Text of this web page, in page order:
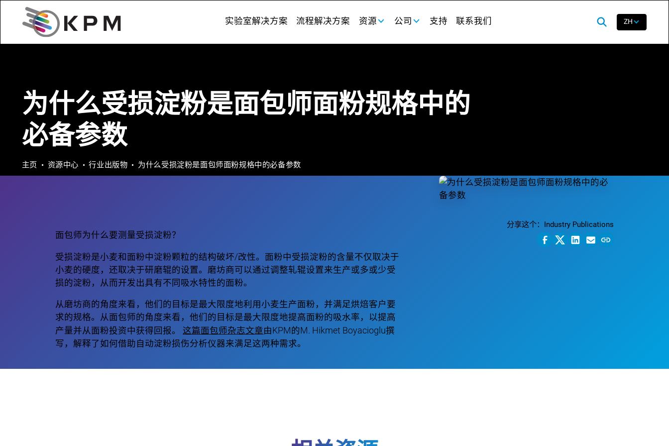
实验室解决方案 流程解决方案 资源 公司 支持 联系我们 ZH
为什么受损淀粉是面包师面粉规格中的
必备参数
主页 资源中心 行业出版物 为什么受损淀粉是面包师面粉规格中的必备参数
面包师为什么要测量受损淀粉？
受损淀粉是小麦和面粉中淀粉颗粒的结构破坏/改性。面粉中受损淀粉的含量不仅取决于
小麦的硬度，还取决于研磨辊的设置。磨坊商可以通过调整轧辊设置来生产或多或少受
损的淀粉，从而开发出具有不同吸水特性的面粉。
从磨坊商的角度来看，他们的目标是最大限度地利用小麦生产面粉，并满足烘焙客户要
求的规格。从面包师的角度来看，他们的目标是最大限度地提高面粉的吸水率，以提高
产量并从面粉投资中获得回报。这篇面包师杂志文章由KPM的M. Hikmet Boyacioglu撰
写，解释了如何借助自动淀粉损伤分析仪器来满足这两种需求。
分享这个： Industry Publications